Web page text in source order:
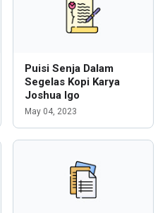
Puisi Senja Dalam
Segelas Kopi Karya
Joshua Igo
May 04, 2023